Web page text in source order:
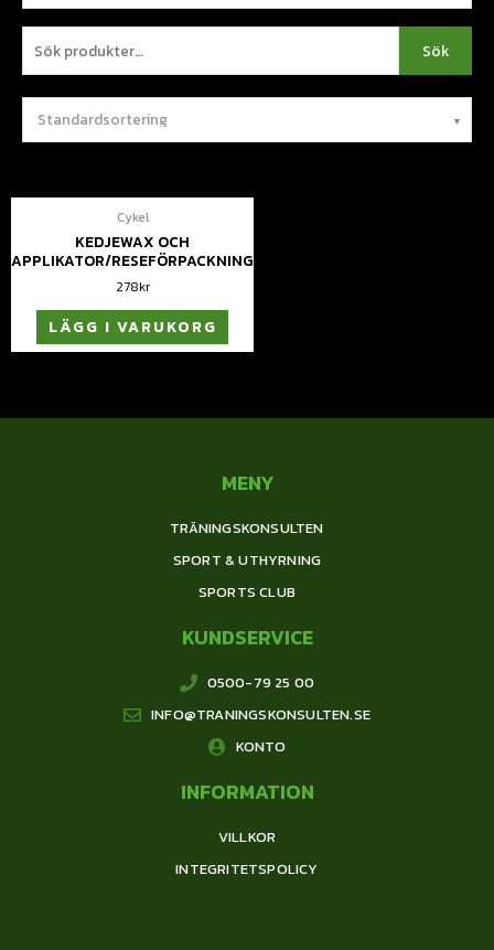
Sök
Cykel
KEDJEWAX OCH
APPLIKATOR/RESEFÖRPACKNING
278kr
LÄGG I VARUKORG
MENY
TRÄNINGSKONSULTEN
SPORT & UTHYRNING
SPORTS CLUB
KUNDSERVICE
0500-79 25 00
INFO@TRANINGSKONSULTEN.SE
KONTO
INFORMATION
VILLKOR
INTEGRITETSPOLICY